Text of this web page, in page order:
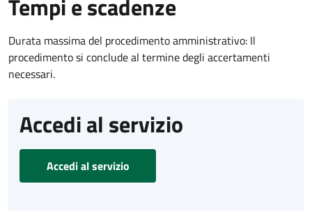
Durata massima del procedimento amministrativo: Il
procedimento si conclude al termine degli accertamenti
necessari.
Accedi al servizio
Accedi al servizio